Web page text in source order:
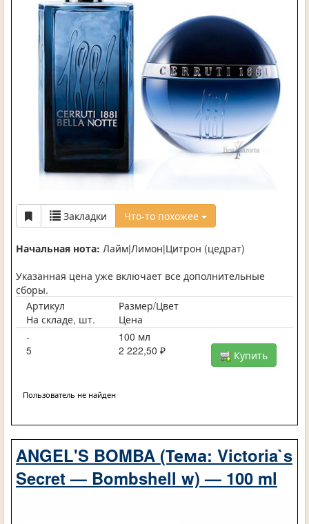
Закладки Что-то похожее
Начальная нота: Лайм|Лимон|Цитрон (цедрат)
Указанная цена уже включает все дополнительные
сборы.
Артикул
Размер/Цвет
На складе, шт.
Цена
-
100 мл
5
2 222,50 ₽ Купить
Пользователь не найден
ANGEL'S BOMBA (Тема: Victoria`s
Secret — Bombshell w) — 100 ml